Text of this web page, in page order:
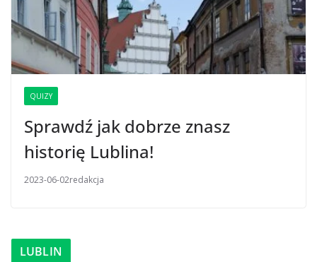
QUIZY
Sprawdź jak dobrze znasz
historię Lublina!
2023-06-02redakcja
LUBLIN